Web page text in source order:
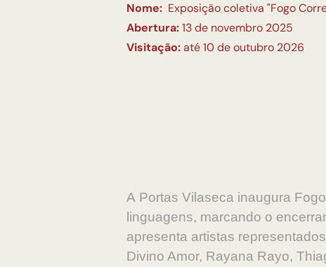
Nome: Exposição coletiva "Fogo
Abertura:13 de novembro 2025
Visitação:até 10 de outubro 2026
A Portas Vilaseca inaugura
linguagens, marcando o
apresenta artistas
Divino Amor, Rayana Rayo,